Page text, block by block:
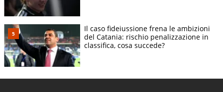
Il caso fideiussione frena le ambizioni
del Catania: rischio penalizzazione in
classifica, cosa succede?